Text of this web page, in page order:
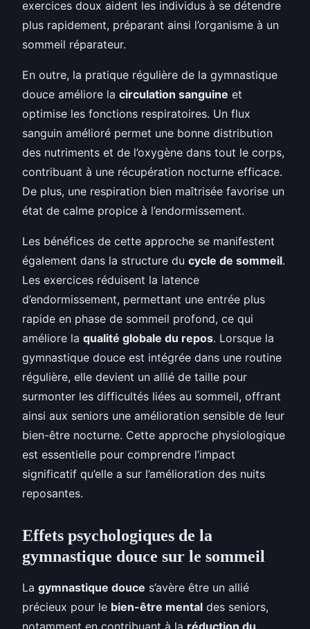
exercices doux aident les individus à se détendre
plus rapidement, préparant ainsi l’organisme à un
sommeil réparateur.
En outre, la pratique régulière de la gymnastique
douce améliore la circulation sanguine et
optimise les fonctions respiratoires. Un flux
sanguin amélioré permet une bonne distribution
des nutriments et de l’oxygène dans tout le corps,
contribuant à une récupération nocturne efficace.
De plus, une respiration bien maîtrisée favorise un
état de calme propice à l’endormissement.
Les bénéfices de cette approche se manifestent
également dans la structure du cycle de sommeil.
Les exercices réduisent la latence
d’endormissement, permettant une entrée plus
rapide en phase de sommeil profond, ce qui
améliore la qualité globale du repos. Lorsque la
gymnastique douce est intégrée dans une routine
régulière, elle devient un allié de taille pour
surmonter les difficultés liées au sommeil, offrant
ainsi aux seniors une amélioration sensible de leur
bien-être nocturne. Cette approche physiologique
est essentielle pour comprendre l’impact
significatif qu’elle a sur l’amélioration des nuits
reposantes.
Effets psychologiques de la
gymnastique douce sur le sommeil
La gymnastique douce s’avère être un allié
précieux pour le bien-être mental des seniors,
notamment en contribuant à la réduction du